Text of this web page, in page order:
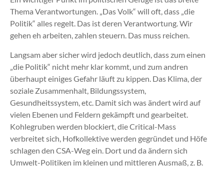
Thema Verantwortungen. „Das Volk“ will oft, dass „die
Politik“ alles regelt. Das ist deren Verantwortung. Wir
gehen eh arbeiten, zahlen steuern. Das muss reichen.
Langsam aber sicher wird jedoch deutlich, dass zum einen
„die Politik“ nicht mehr klar kommt, und zum andren
überhaupt einiges Gefahr läuft zu kippen. Das Klima, der
soziale Zusammenhalt, Bildungssystem,
Gesundheitssystem, etc. Damit sich was ändert wird auf
vielen Ebenen und Feldern gekämpft und gearbeitet.
Kohlegruben werden blockiert, die Critical-Mass
verbreitet sich, Hofkollektive werden gegründet und Höfe
schlagen den CSA-Weg ein. Dort und da ändern sich
Umwelt-Politiken im kleinen und mittleren Ausmaß, z. B.